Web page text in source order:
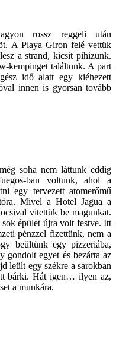
rossz reggeli után
A Playa Giron felé vettük
a strand, kicsit pihizünk.
kempinget találtunk. A part
idő alatt egy kiéhezett
innen is gyorsan tovább
soha nem láttunk eddig
ban voltunk, ahol a
egy tervezett atomerőmű
Mivel a Hotel Jagua a
vitettük be magunkat.
épület újra volt festve. Itt
pénzzel fizettünk, nem a
beültünk egy pizzeriába,
gondolt egyet és bezárta az
leült egy székre a sarokban
bárki. Hát igen… ilyen az,
a munkára.